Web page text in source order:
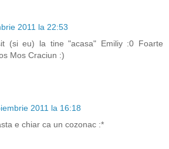
2011 la 22:53
(si eu) la tine "acasa" Emiliy :0 Foarte
Mos Craciun :)
2011 la 16:18
e chiar ca un cozonac :*